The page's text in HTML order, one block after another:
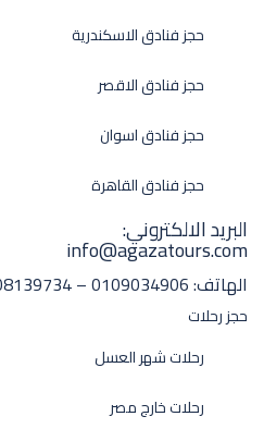
حجز فنادق الاسكندرية
حجز فنادق الاقصر
حجز فنادق اسوان
حجز فنادق القاهرة
البريد الالكتروني:
info@agazatours.com
الهاتف:0109034906 – 01008139734
حجز رحلات
رحلات شهر العسل
رحلات خارج مصر